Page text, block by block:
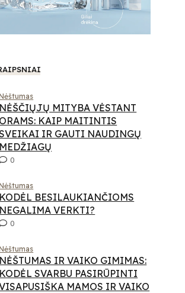
NĖŠČIŲJŲ MITYBA VĖSTANT
ORAMS: KAIP MAITINTIS
IR GAUTI NAUDINGŲ
MEDŽIAGŲ
0
KODĖL BESILAUKIANČIOMS
NEGALIMA VERKTI?
0
NĖŠTUMAS IR VAIKO GIMIMAS:
KODĖL SVARBU PASIRŪPINTI
MAMOS IR VAIKO